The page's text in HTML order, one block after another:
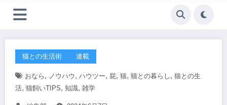
猫との生活術 連載
おなら , ノウハウ , ハウツー, 屁, 猫, 猫との暮らし , 猫との生
活, 猫飼いTIPS, 知識, 雑学